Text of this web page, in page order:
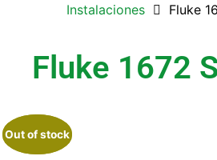
Instalaciones
Fluke
Fluke 1672
Out of stock
Out of stock